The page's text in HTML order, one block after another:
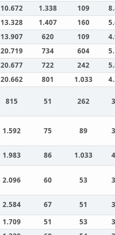
10.672 1.338 109
13.328 1.407 160
13.907 620 109
20.719 734 604
20.677 722 242
20.662 801 1.033
815 51 262
1.592 75 89
1.983 86 1.033
2.096 60 53
2.584 67 51
1.709 51 53